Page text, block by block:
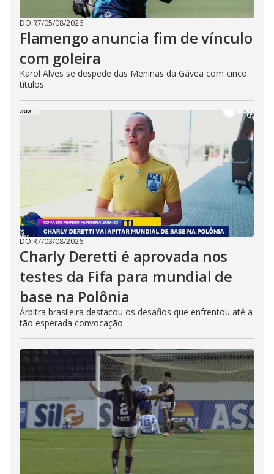
DO R7/05/08/2026
Flamengo anuncia fim de vínculo
com goleira
Karol Alves se despede das Meninas da Gávea com cinco
títulos
DO R7/03/08/2026
Charly Deretti é aprovada nos
testes da Fifa para mundial de
base na Polônia
Árbitra brasileira destacou os desafios que enfrentou até a
tão esperada convocação